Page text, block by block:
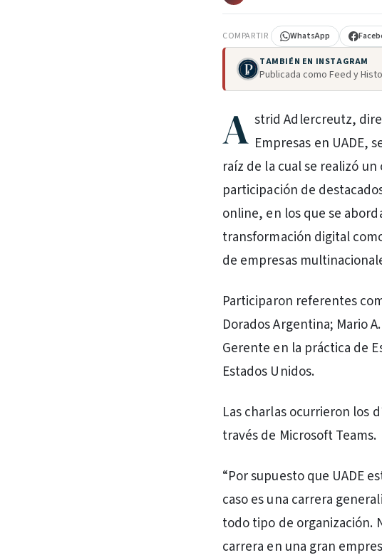
COMPARTIR WhatsApp
TAMBIÉN EN INSTAGRAM
Publicada como Feed y
A strid Adlercreutz,
Empresas en UADE,
raíz de la cual se realizó
participación de
online, en los que se
transformación digital
de empresas
Participaron referentes
Dorados Argentina; Mario
Gerente en la práctica de
Estados Unidos.
Las charlas ocurrieron los
través de Microsoft Teams.
“Por supuesto que UADE
caso es una carrera
todo tipo de organización.
carrera en una gran